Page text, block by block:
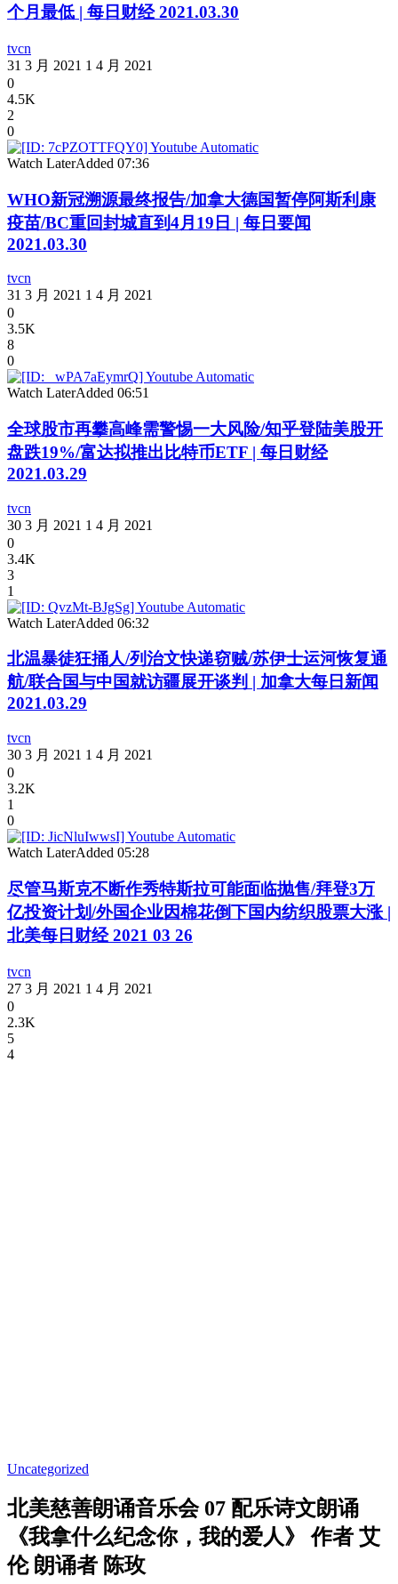
个月最低 | 每日财经 2021.03.30
tvcn
31 3 月 2021 1 4 月 2021
0
4.5K
2
0
Watch LaterAdded 07:36
WHO新冠溯源最终报告/加拿大德国暂停阿斯利康
疫苗/BC重回封城直到4月19日 | 每日要闻
2021.03.30
tvcn
31 3 月 2021 1 4 月 2021
0
3.5K
8
0
Watch LaterAdded 06:51
全球股市再攀高峰需警惕一大风险/知乎登陆美股开
盘跌19%/富达拟推出比特币ETF | 每日财经
2021.03.29
tvcn
30 3 月 2021 1 4 月 2021
0
3.4K
3
1
Watch LaterAdded 06:32
北温暴徒狂捅人/列治文快递窃贼/苏伊士运河恢复通
航/联合国与中国就访疆展开谈判 | 加拿大每日新闻
2021.03.29
tvcn
30 3 月 2021 1 4 月 2021
0
3.2K
1
0
Watch LaterAdded 05:28
尽管马斯克不断作秀特斯拉可能面临抛售/拜登3万
亿投资计划/外国企业因棉花倒下国内纺织股票大涨 |
北美每日财经 2021 03 26
tvcn
27 3 月 2021 1 4 月 2021
0
2.3K
5
4
Uncategorized
北美慈善朗诵音乐会 07 配乐诗文朗诵
《我拿什么纪念你，我的爱人》 作者 艾
伦 朗诵者 陈玫